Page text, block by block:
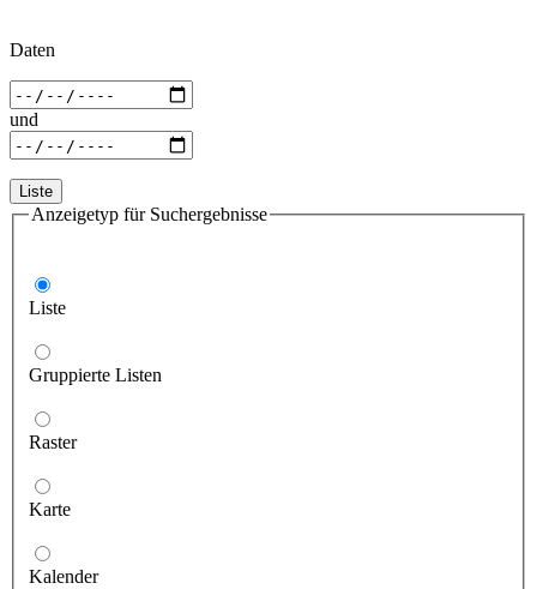
Daten
und
Liste
Anzeigetyp für Suchergebnisse
Liste
Gruppierte Listen
Raster
Karte
Kalender